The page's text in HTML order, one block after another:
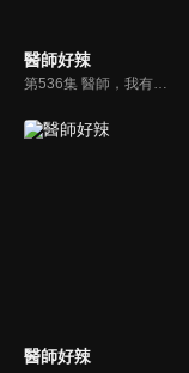
醫師好辣
第536集 醫師，我有問題！醫院看診大揭密？！
醫師好辣